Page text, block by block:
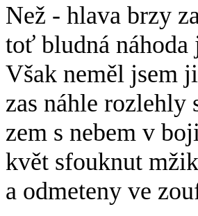
Než - hlava brzy
toť bludná náhoda
Však neměl jsem
zas náhle rozlehly
zem s nebem v
květ sfouknut
a odmeteny ve